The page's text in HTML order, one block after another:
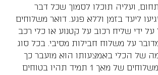
ועליה תוכלו לסמוך שכל דבר
ליעד בזמן וללא פגע. דואר משלוחים
ידי שליח רכוב על קטנוע או כלי רכב
על משלוח חבילות מסיבי. בכל סוג
של הכלי באמצעותו הוא מועבר כך
שבשירותי דואר משלוחים של מאך 1 תמיד תהיו בטוחים